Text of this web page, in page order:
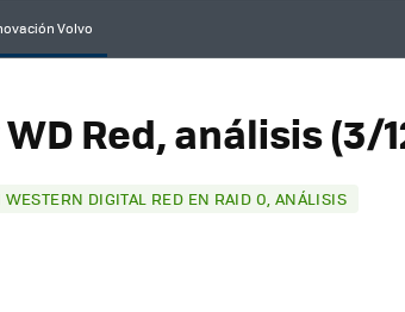
Volvo
Red, análisis (3/
DIGITAL RED EN RAID 0, ANÁLISIS